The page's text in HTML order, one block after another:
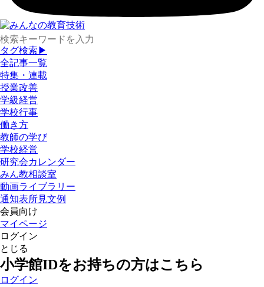
タグ検索▶
全記事一覧
特集・連載
授業改善
学級経営
学校行事
働き方
教師の学び
学校経営
研究会カレンダー
みん教相談室
動画ライブラリー
通知表所見文例
会員向け
マイページ
ログイン
とじる
小学館IDをお持ちの方はこちら
ログイン